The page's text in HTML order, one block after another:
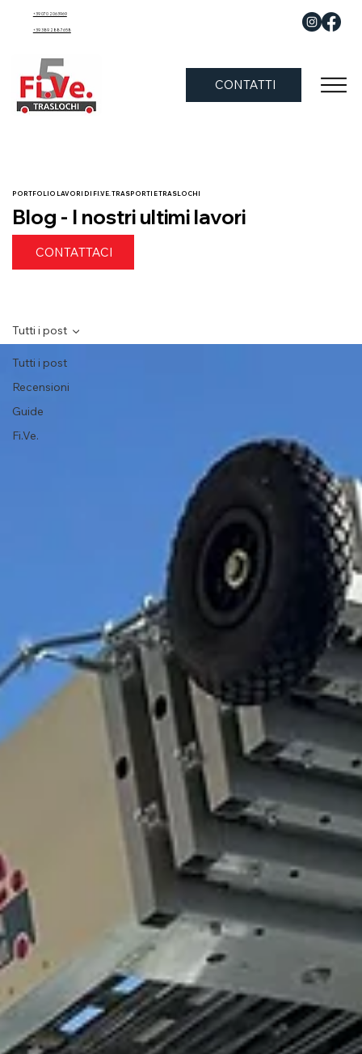
CONTATTI
+39 070 2063969
+39 389 288 7658
PORTFOLIO LAVORI DI FI.VE. TRASPORTI E TRASLOCHI
Blog - I nostri ultimi lavori
CONTATTACI
Tutti i post
Recensioni
Guide
Fi.Ve.
Tutti i post